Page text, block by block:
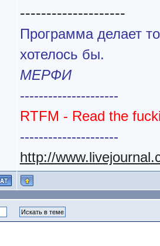
--------------------
Программа делает
хотелось бы.
МЕРФИ
---------------------
RTFM - Read the
---------------------
http://